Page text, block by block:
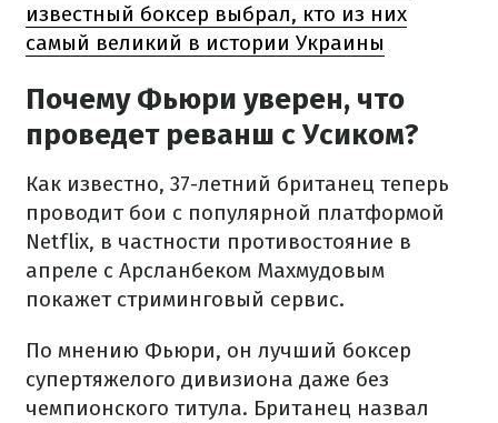
известный боксер выбрал, кто из них
самый великий в истории Украины
Почему Фьюри уверен, что
проведет реванш с Усиком?
Как известно, 37-летний британец теперь
проводит бои с популярной платформой
Netflix, в частности противостояние в
апреле с Арсланбеком Махмудовым
покажет стриминговый сервис.
По мнению Фьюри, он лучший боксер
супертяжелого дивизиона даже без
чемпионского титула. Британец назвал